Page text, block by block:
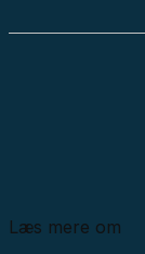
Læs mere om